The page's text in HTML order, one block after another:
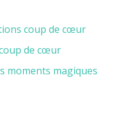
coup de cœur
de cœur
moments magiques